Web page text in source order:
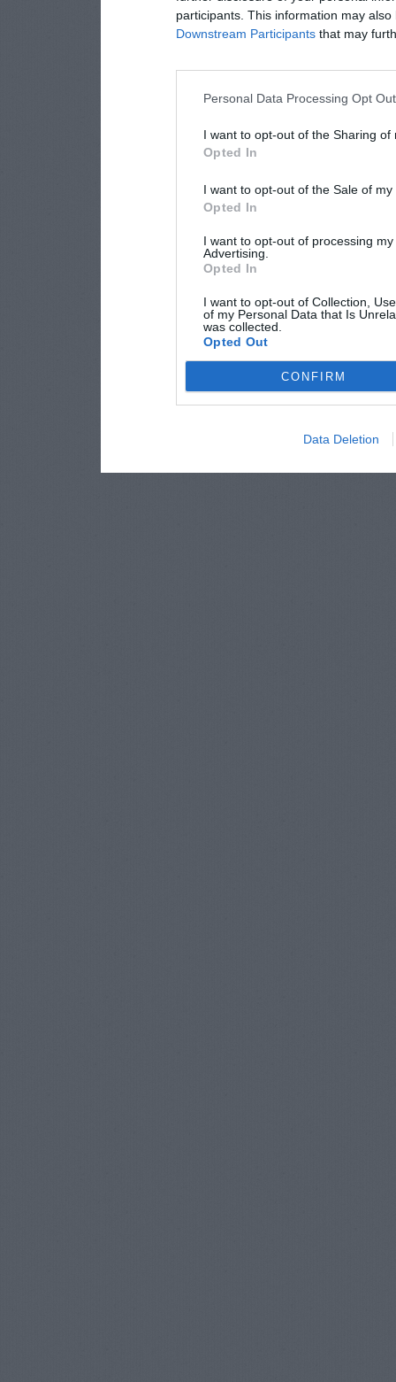
participants. This information may
Downstream Participants that may
Personal Data Processing Opt
I want to opt-out of the Sharing of
Opted In
I want to opt-out of the Sale of
Opted In
I want to opt-out of processing
Advertising.
Opted In
I want to opt-out of Collection,
of my Personal Data that Is
was collected.
Opted Out
CONFIRM
Data Deletion